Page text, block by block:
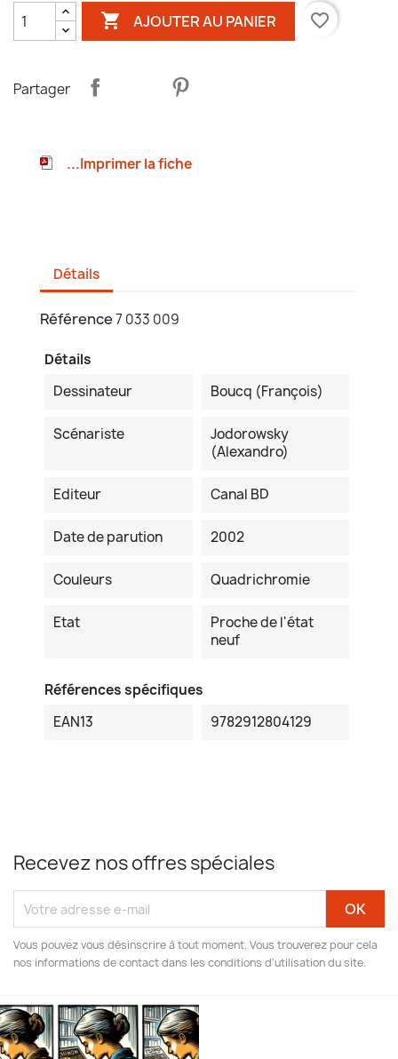
 AJOUTER AU PANIER favorite_border
Partager
...Imprimer la fiche
Détails
Référence7 033 009
Détails
Dessinateur
Boucq (François)
Scénariste
Jodorowsky
(Alexandro)
Editeur Canal BD
Date de parution 2002
Couleurs Quadrichromie
Etat
Proche de l'état
neuf
Références spécifiques
EAN13
9782912804129
Recevez nos offres spéciales
Vous pouvez vous désinscrire à tout moment. Vous trouverez pour cela
nos informations de contact dans les conditions d'utilisation du site.